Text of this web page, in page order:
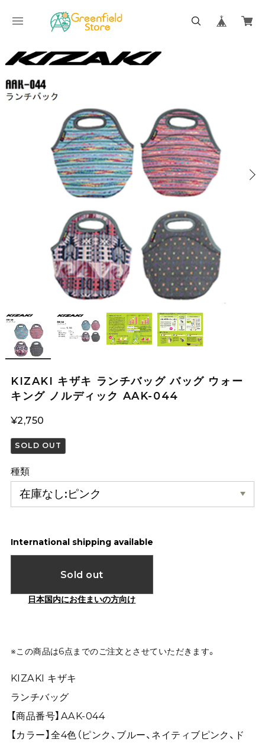
KIZAKI キザキ ランチバッグ バッグ ウォー
キング ノルディック AAK-044
¥2,750
SOLD OUT
種類
International shipping available
Sold out
日本国内にお住まいの方向け
※この商品は6点までのご注文とさせていただきます。
KIZAKI キザキ
ランチバッグ
【商品番号】AAK-044
【カラー】全4色（ピンク、ブルー、ネイティブピンク、ド